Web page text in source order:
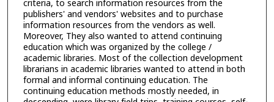
criteria, to search information resources from the
publishers' and vendors' websites and to purchase
information resources from the vendors as well.
Moreover, They also wanted to attend continuing
education which was organized by the college /
academic libraries. Most of the collection development
librarians in academic libraries wanted to attend in both
formal and informal continuing education. The
continuing education methods mostly needed, in